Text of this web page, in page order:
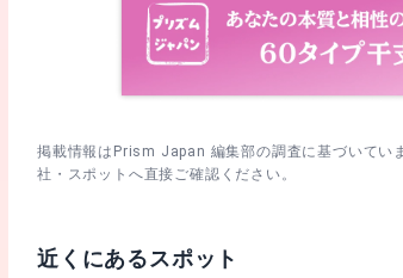
掲載情報はPrism Japan 編集部の調査に基づいてい
社・スポットへ直接ご確認ください。
近くにあるスポット